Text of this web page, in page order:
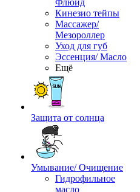
Флюид
Кинезио тейпы
Массажер/
Мезороллер
Уход для губ
Эссенция/ Масло
Ещё
Защита от солнца
Умывание/ Очищение
Гидрофильное
масло